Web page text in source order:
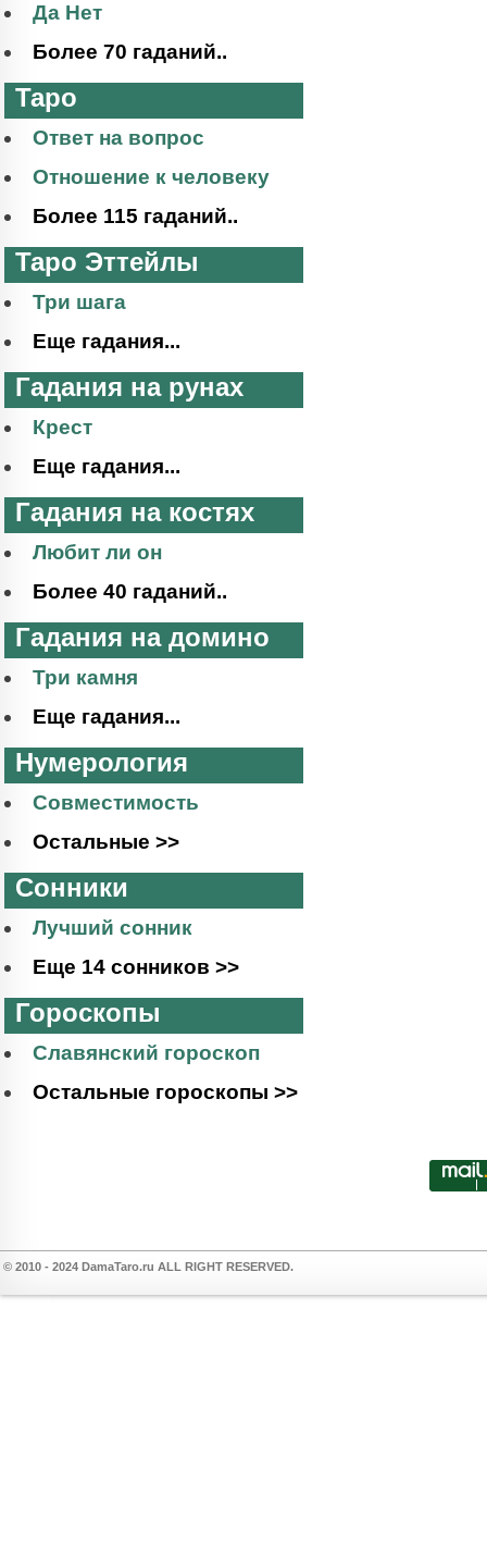
Да Нет
Более 70 гаданий..
Таро
Ответ на вопрос
Отношение к человеку
Более 115 гаданий..
Таро Эттейлы
Три шага
Еще гадания...
Гадания на рунах
Крест
Еще гадания...
Гадания на костях
Любит ли он
Более 40 гаданий..
Гадания на домино
Три камня
Еще гадания...
Нумерология
Совместимость
Остальные >>
Сонники
Лучший сонник
Еще 14 сонников >>
Гороскопы
Славянский гороскоп
Остальные гороскопы >>
© 2010 - 2024 DamaTaro.ru ALL RIGHT RESERVED.